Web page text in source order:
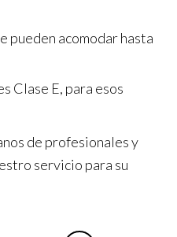
pueden acomodar hasta
Clase E, para esos
de profesionales y
servicio para su